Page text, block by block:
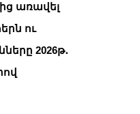
առավել
ու
2026թ․